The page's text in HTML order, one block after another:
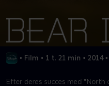
• Film • 1 t. 21 min • 2014 •
Efter deres succes med "North